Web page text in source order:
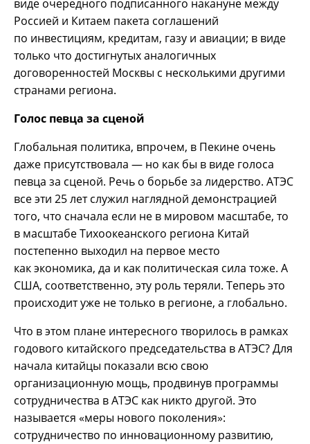
виде очередного подписанного накануне между
Россией и Китаем пакета соглашений
по инвестициям, кредитам, газу и авиации; в виде
только что достигнутых аналогичных
договоренностей Москвы с несколькими другими
странами региона.
Голос певца за сценой
Глобальная политика, впрочем, в Пекине очень
даже присутствовала — но как бы в виде голоса
певца за сценой. Речь о борьбе за лидерство. АТЭС
все эти 25 лет служил наглядной демонстрацией
того, что сначала если не в мировом масштабе, то
в масштабе Тихоокеанского региона Китай
постепенно выходил на первое место
как экономика, да и как политическая сила тоже. А
США, соответственно, эту роль теряли. Теперь это
происходит уже не только в регионе, а глобально.
Что в этом плане интересного творилось в рамках
годового китайского председательства в АТЭС? Для
начала китайцы показали всю свою
организационную мощь, продвинув программы
сотрудничества в АТЭС как никто другой. Это
называется «меры нового поколения»:
сотрудничество по инновационному развитию,